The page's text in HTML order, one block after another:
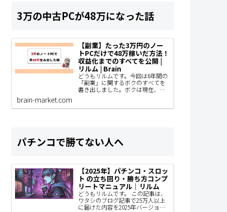
3万の中古PCが48万になった話
【副業】たった3万円のノー
トPCだけで48万稼いだ方法！
収益化までのすべてを公開 |
リルム | Brain
どうもリルムです。今回は6年間の
「副業」に関するボクのすべてを
書き出しました。ボクは現在、ブ
ンテンツ販売なども着手している
brain-market.com
パチンコで勝てない人へ
【2025年】パチンコ・スロッ
ト の立ち回り・勝ち方コンプ
リートマニュアル｜リルム
どうもリルムです。 この記事は、
ワタシのブログ記事で25万人以上
に届けた内容を2025年バージョン